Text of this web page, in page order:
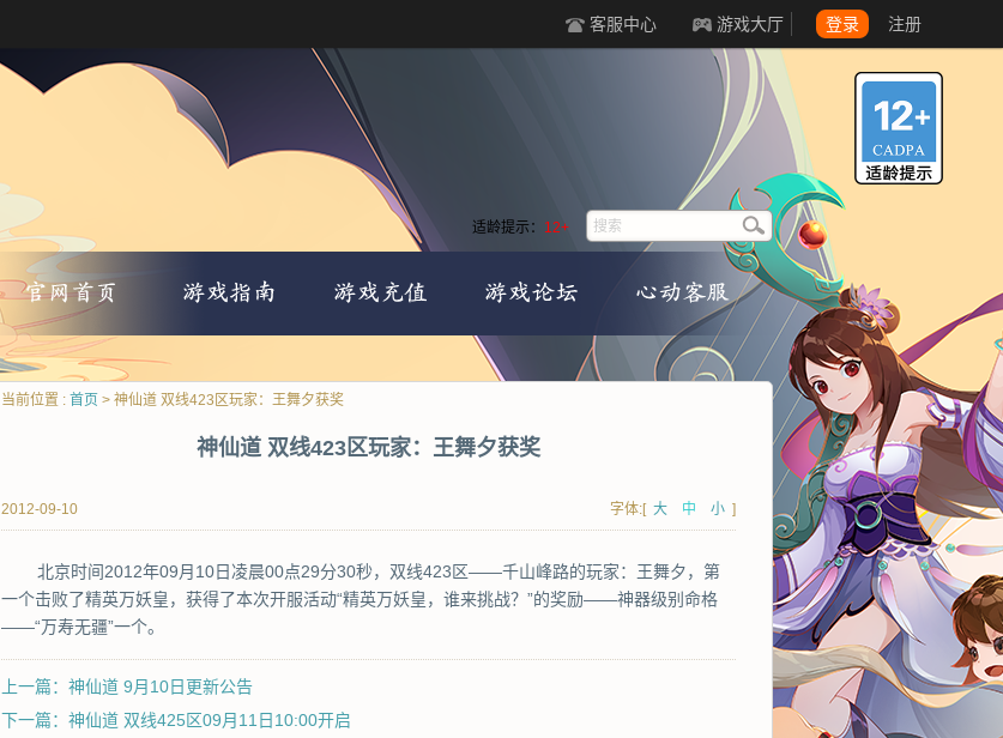
客服中心 游戏大厅 登录 注册
适龄提示： 12+
当前位置 : 首页 > 神仙道 双线423区玩家：王舞夕获奖
神仙道 双线423区玩家：王舞夕获奖
2012-09-10 字体:[ 大 中 小 ]
北京时间2012年09月10日凌晨00点29分30秒，双线423区——千山峰路的玩家：王舞夕，第
一个击败了精英万妖皇，获得了本次开服活动“精英万妖皇，谁来挑战？”的奖励——神器级别命格
——“万寿无疆”一个。
上一篇：神仙道 9月10日更新公告
下一篇：神仙道 双线425区09月11日10:00开启